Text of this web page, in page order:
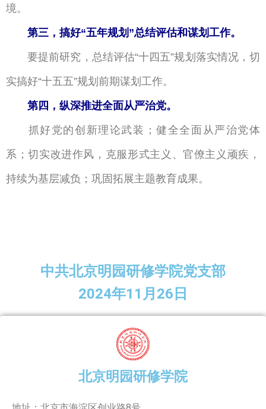
境。
第三，搞好“五年规划 ”总结评估和谋划工作。
要提前研究，总结评估“十四五”规划落实情况，切
实搞好“十五五”规划前期谋划工作。
第四，纵深推进全面从严治党。
抓好党的创新理论武装；健全全面从严治党体
系；切实改进作风，克服形式主义、官僚主义顽疾，
持续为基层减负；巩固拓展主题教育成果。
中共北京明园研修学院党支部
2024年11 月 26 日
北京明园研修学院